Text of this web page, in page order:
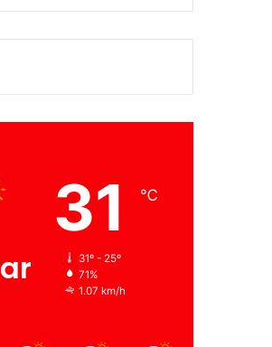
31 ℃
31º - 25º
71%
1.07 km/h